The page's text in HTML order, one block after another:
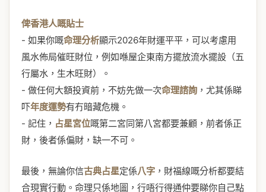
俾香港人嘅貼士
- 如果你嘅命理分析顯示2026年財運平平，可以考慮用
風水佈局催旺財位，例如喺屋企東南方擺放流水擺設（五
行屬水，生木旺財）。
- 做任何大額投資前，不妨先做一次命理諮詢 ，尤其係睇
吓年度運勢有冇暗藏危機。
- 記住， 占星宮位嘅第二宮同第八宮都要兼顧，前者係正
財，後者係偏財，缺一不可。
最後，無論你信古典占星定係八字 ，財福線嘅分析都要結
合現實行動。命理只係地圖，行唔行得通仲要睇你自己點